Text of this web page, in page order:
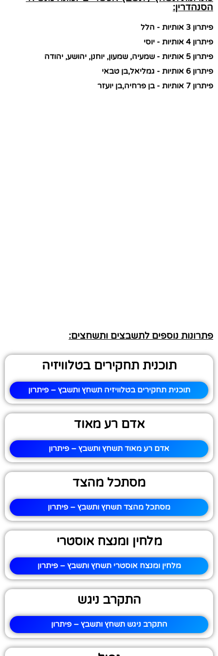
הסנהדרין:
פיתרון 3 אותיות - הלל
פיתרון 4 אותיות - יוסי
פיתרון 5 אותיות - שמעיה, שמעון, יוחנן, יהושע, יהודה
פיתרון 6 אותיות - גמליאל,בן טבאי
פיתרון 7 אותיות - בן פרחיה,בן יועזר
פתרונות נוספים לתשבצים ותשחצים:
תוכנית תחקירים בטלוויזיה
תוכנית תחקירים בטלוויזיה תשחץ ותשבץ – פיתרון
אדם רע מאוד
אדם רע מאוד תשחץ ותשבץ – פיתרון
מסתכל מהצד
מסתכל מהצד תשחץ ותשבץ – פיתרון
מלחין ומנצח אוסטרי
מלחין ומנצח אוסטרי תשחץ ותשבץ – פיתרון
התקרב ניגש
התקרב ניגש תשחץ ותשבץ – פיתרון